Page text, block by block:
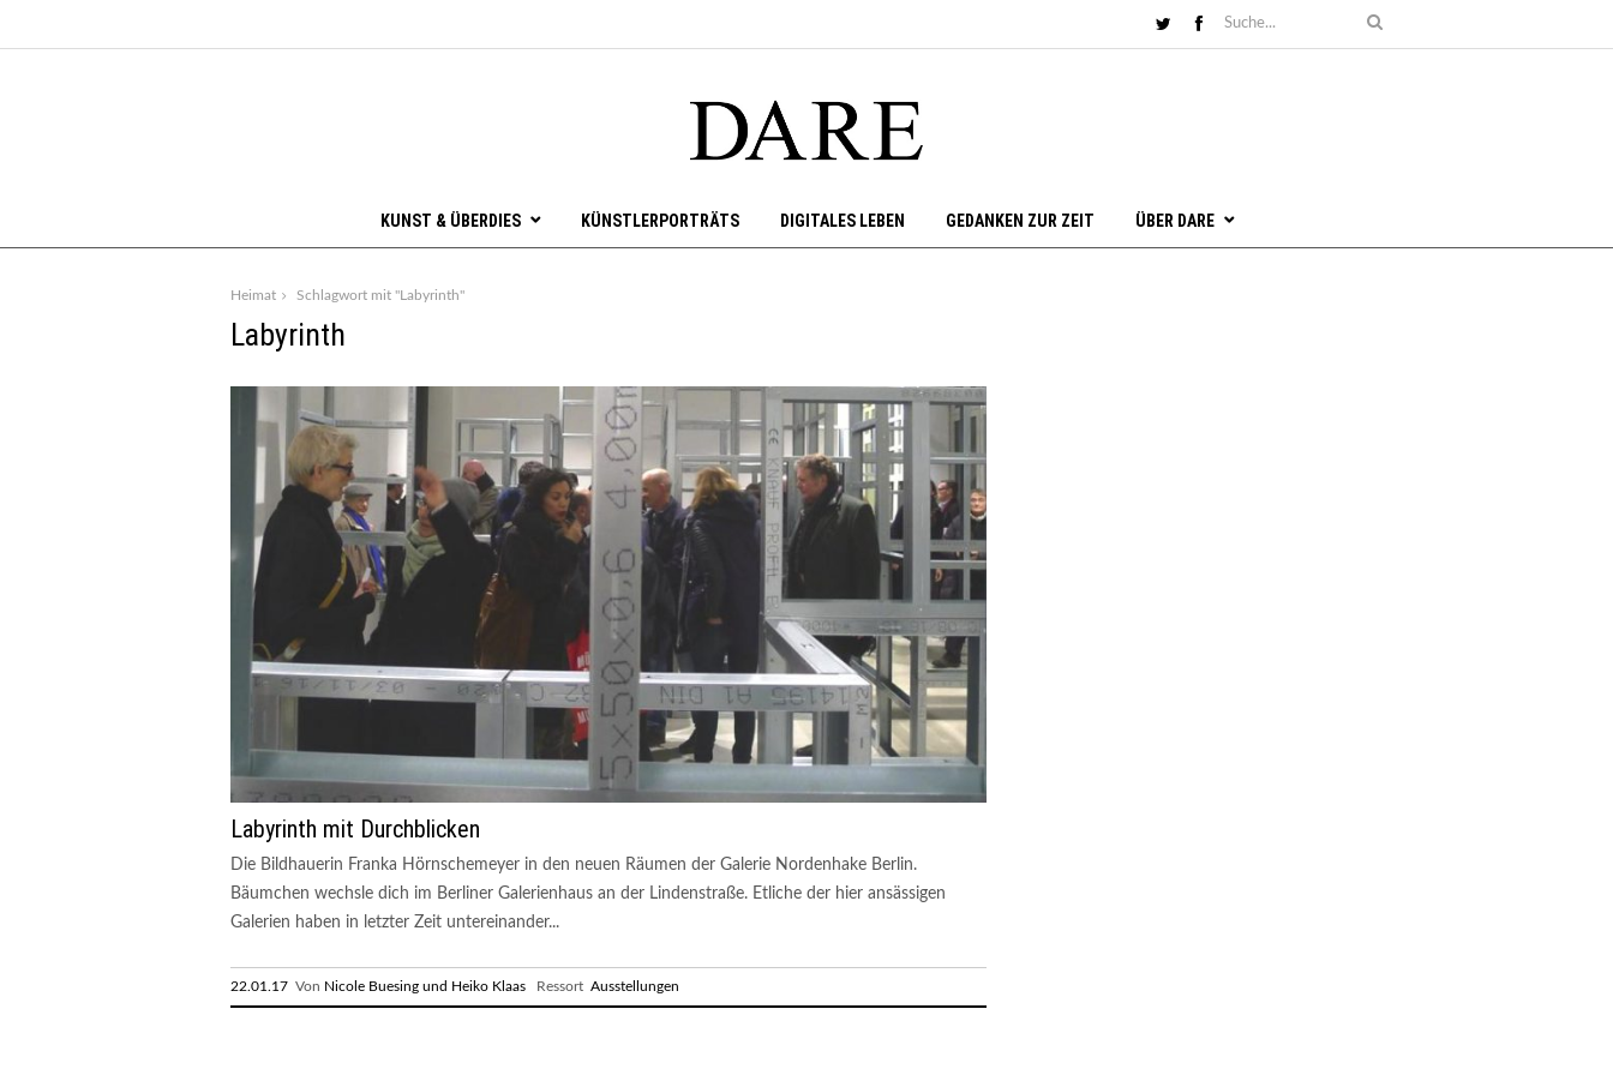
KUNST & ÜBERDIES KÜNSTLERPORTRÄTS DIGITALES LEBEN GEDANKEN ZUR ZEIT ÜBER DARE
Heimat Schlagwort mit "Labyrinth"
Labyrinth
Labyrinth mit Durchblicken
Die Bildhauerin Franka Hörnschemeyer in den neuen Räumen der Galerie Nordenhake Berlin.
Bäumchen wechsle dich im Berliner Galerienhaus an der Lindenstraße. Etliche der hier ansässigen
Galerien haben in letzter Zeit untereinander...
22.01.17 Von Nicole Buesing und Heiko Klaas Ressort Ausstellungen